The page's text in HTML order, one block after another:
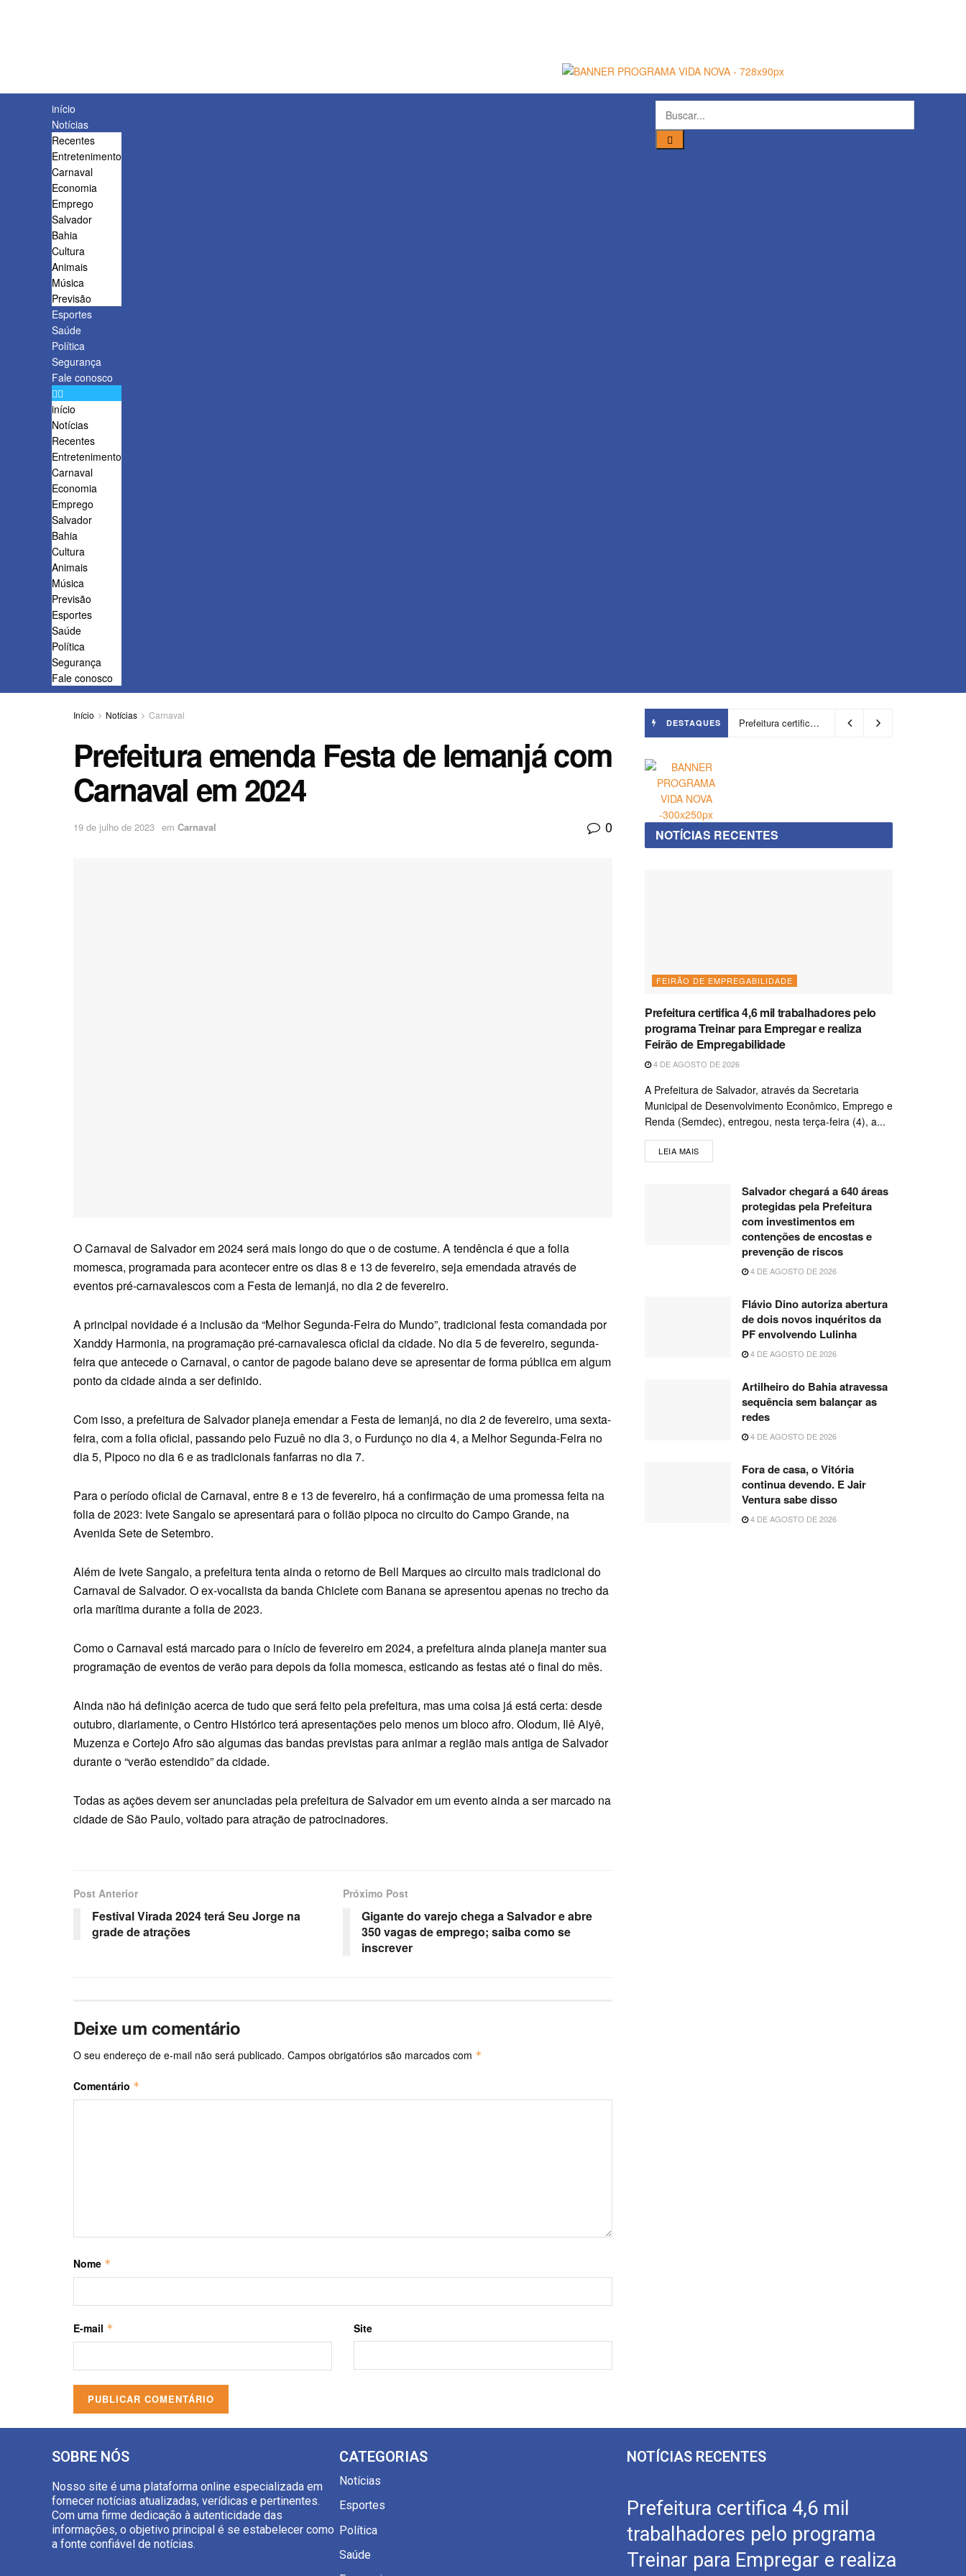
início
Notícias
Recentes
Entretenimento
Carnaval
Economia
Emprego
Salvador
Bahia
Cultura
Animais
Música
Previsão
Esportes
Saúde
Política
Segurança
Fale conosco
início
Notícias
Recentes
Entretenimento
Carnaval
Economia
Emprego
Salvador
Bahia
Cultura
Animais
Música
Previsão
Esportes
Saúde
Política
Segurança
Fale conosco
Início Notícias Carnaval
Prefeitura emenda Festa de Iemanjá com
Carnaval em 2024
19 de julho de 2023 em Carnaval 0
O Carnaval de Salvador em 2024 será mais longo do que o de costume. A tendência é que a folia
momesca, programada para acontecer entre os dias 8 e 13 de fevereiro, seja emendada através de
eventos pré-carnavalescos com a Festa de Iemanjá, no dia 2 de fevereiro.
A principal novidade é a inclusão da “Melhor Segunda-Feira do Mundo”, tradicional festa comandada por
Xanddy Harmonia, na programação pré-carnavalesca oficial da cidade. No dia 5 de fevereiro, segunda-
feira que antecede o Carnaval, o cantor de pagode baiano deve se apresentar de forma pública em algum
ponto da cidade ainda a ser definido.
Com isso, a prefeitura de Salvador planeja emendar a Festa de Iemanjá, no dia 2 de fevereiro, uma sexta-
feira, com a folia oficial, passando pelo Fuzuê no dia 3, o Furdunço no dia 4, a Melhor Segunda-Feira no
dia 5, Pipoco no dia 6 e as tradicionais fanfarras no dia 7.
Para o período oficial de Carnaval, entre 8 e 13 de fevereiro, há a confirmação de uma promessa feita na
folia de 2023: Ivete Sangalo se apresentará para o folião pipoca no circuito do Campo Grande, na
Avenida Sete de Setembro.
Além de Ivete Sangalo, a prefeitura tenta ainda o retorno de Bell Marques ao circuito mais tradicional do
Carnaval de Salvador. O ex-vocalista da banda Chiclete com Banana se apresentou apenas no trecho da
orla marítima durante a folia de 2023.
Como o Carnaval está marcado para o início de fevereiro em 2024, a prefeitura ainda planeja manter sua
programação de eventos de verão para depois da folia momesca, esticando as festas até o final do mês.
Ainda não há definição acerca de tudo que será feito pela prefeitura, mas uma coisa já está certa: desde
outubro, diariamente, o Centro Histórico terá apresentações pelo menos um bloco afro. Olodum, Ilê Aiyê,
Muzenza e Cortejo Afro são algumas das bandas previstas para animar a região mais antiga de Salvador
durante o “verão estendido” da cidade.
Todas as ações devem ser anunciadas pela prefeitura de Salvador em um evento ainda a ser marcado na
cidade de São Paulo, voltado para atração de patrocinadores.
Post Anterior
Festival Virada 2024 terá Seu Jorge na
grade de atrações
Próximo Post
Gigante do varejo chega a Salvador e abre
350 vagas de emprego; saiba como se
inscrever
Deixe um comentário
O seu endereço de e-mail não será publicado. Campos obrigatórios são marcados com *
Comentário *
Nome *
E-mail * Site
DESTAQUES Prefeitura certifica 4,6 mil trabalhadores pelo programa Treinar para Empregar e realiza Feirão de Empregabilidade
NOTÍCIAS RECENTES
FEIRÃO DE EMPREGABILIDADE
Prefeitura certifica 4,6 mil trabalhadores pelo
programa Treinar para Empregar e realiza
Feirão de Empregabilidade
4 DE AGOSTO DE 2026
A Prefeitura de Salvador, através da Secretaria
Municipal de Desenvolvimento Econômico, Emprego e
Renda (Semdec), entregou, nesta terça-feira (4), a...
LEIA MAIS
Salvador chegará a 640 áreas
protegidas pela Prefeitura
com investimentos em
contenções de encostas e
prevenção de riscos
4 DE AGOSTO DE 2026
Flávio Dino autoriza abertura
de dois novos inquéritos da
PF envolvendo Lulinha
4 DE AGOSTO DE 2026
Artilheiro do Bahia atravessa
sequência sem balançar as
redes
4 DE AGOSTO DE 2026
Fora de casa, o Vitória
continua devendo. E Jair
Ventura sabe disso
4 DE AGOSTO DE 2026
SOBRE NÓS
Nosso site é uma plataforma online especializada em
fornecer notícias atualizadas, verídicas e pertinentes.
Com uma firme dedicação à autenticidade das
informações, o objetivo principal é se estabelecer como
a fonte confiável de notícias.
CATEGORIAS
Notícias
Esportes
Política
Saúde
NOTÍCIAS RECENTES
Prefeitura certifica 4,6 mil
trabalhadores pelo programa
Treinar para Empregar e realiza